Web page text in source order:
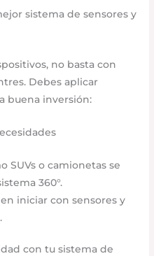
sistema de sensores y
no basta con
Debes aplicar
buena inversión:
SUVs o camionetas se
360°.
iniciar con sensores y
con tu sistema de